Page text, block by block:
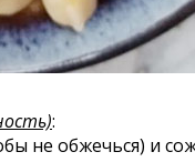
:
не обжечься) и